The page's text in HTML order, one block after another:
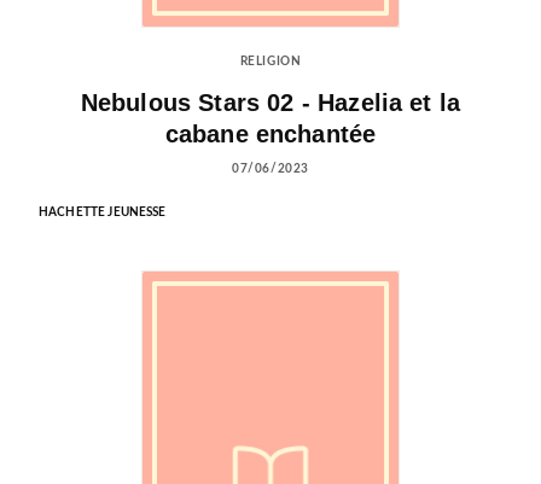
RELIGION
Nebulous Stars 02 - Hazelia et la
cabane enchantée
07/06/2023
HACHETTE JEUNESSE